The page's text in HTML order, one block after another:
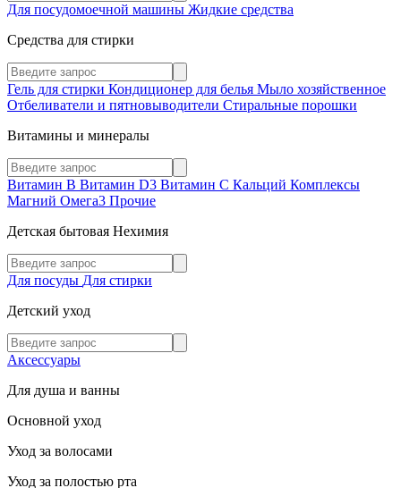
Для посудомоечной машины Жидкие средства
Средства для стирки
Гель для стирки Кондиционер для белья Мыло хозяйственное
Отбеливатели и пятновыводители Стиральные порошки
Витамины и минералы
Витамин В Витамин D3 Витамин С Кальций Комплексы
Магний Омега3 Прочие
Детская бытовая Нехимия
Для посуды Для стирки
Детский уход
Аксессуары
Для душа и ванны
Основной уход
Уход за волосами
Уход за полостью рта